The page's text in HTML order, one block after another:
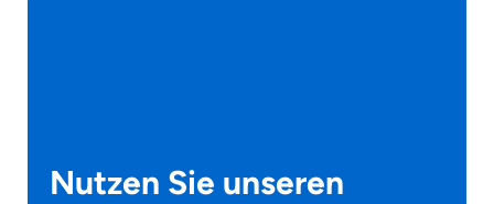
Nutzen Sie unseren